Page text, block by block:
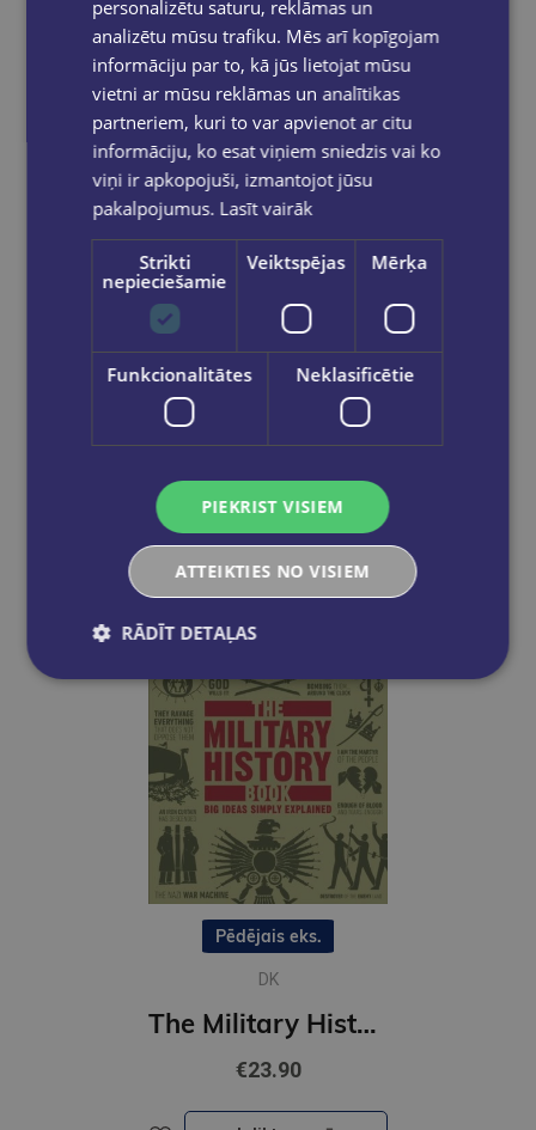
Pēdējais eks.
SAHAR HUNEIDI PALMER
The Essential Book of Numerology : How to use the power of numbers
€9.90
Ielikt grozā
Pēdējais eks.
DK
The Military History Book : Big Ideas Simply Explained
€23.90
personalizētu saturu, reklāmas un
analizētu mūsu trafiku. Mēs arī kopīgojam
informāciju par to, kā jūs lietojat mūsu
vietni ar mūsu reklāmas un analītikas
partneriem, kuri to var apvienot ar citu
informāciju, ko esat viņiem sniedzis vai ko
viņi ir apkopojuši, izmantojot jūsu
pakalpojumus. Lasīt vairāk
Strikti
nepieciešamie
Veiktspējas Mērķa
Funkcionalitātes Neklasificētie
PIEKRIST VISIEM
ATTEIKTIES NO VISIEM
RĀDĪT DETAĻAS